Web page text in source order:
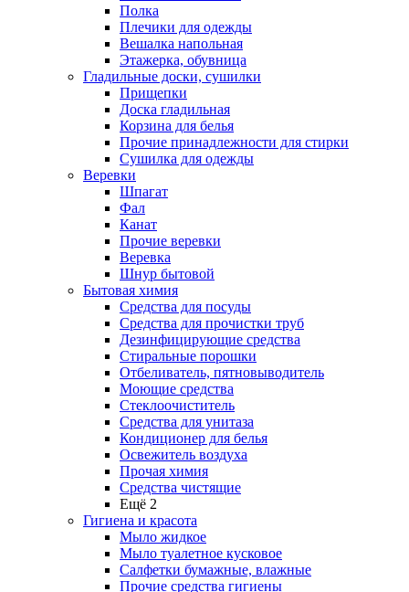
Полка
Плечики для одежды
Вешалка напольная
Этажерка, обувница
Гладильные доски, сушилки
Прищепки
Доска гладильная
Корзина для белья
Прочие принадлежности для стирки
Сушилка для одежды
Веревки
Шпагат
Фал
Канат
Прочие веревки
Веревка
Шнур бытовой
Бытовая химия
Средства для посуды
Средства для прочистки труб
Дезинфицирующие средства
Стиральные порошки
Отбеливатель, пятновыводитель
Моющие средства
Стеклоочиститель
Средства для унитаза
Кондиционер для белья
Освежитель воздуха
Прочая химия
Средства чистящие
Ещё 2
Гигиена и красота
Мыло жидкое
Мыло туалетное кусковое
Салфетки бумажные, влажные
Прочие средства гигиены